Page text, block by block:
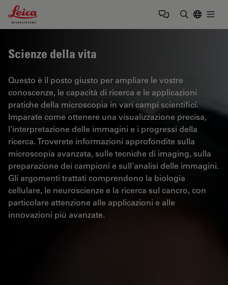
Leica Microsystems Logo
Scienze della vita
Questo è il posto giusto per ampliare le vostre
conoscenze, le capacità di ricerca e le applicazioni
pratiche della microscopia in vari campi scientifici.
Imparate come ottenere una visualizzazione precisa,
l'interpretazione delle immagini e i progressi della
ricerca. Troverete informazioni approfondite sulla
microscopia avanzata, sulle tecniche di imaging, sulla
preparazione dei campioni e sull'analisi delle immagini.
Gli argomenti trattati comprendono la biologia
cellulare, le neuroscienze e la ricerca sul cancro, con
particolare attenzione alle applicazioni e alle
innovazioni più avanzate.